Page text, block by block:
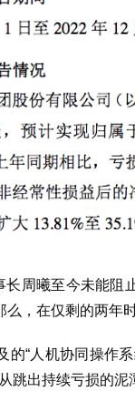
周曦至今未能阻
，在仅剩的两年
的“人机协同操作
跳出持续亏损的泥